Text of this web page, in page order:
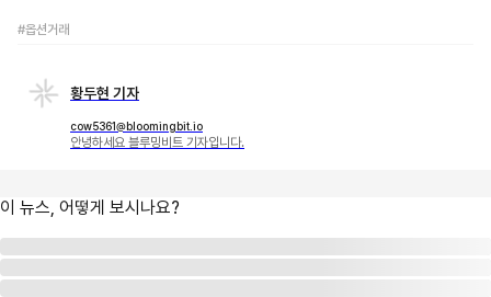
#옵션거래
황두현 기자
cow5361@bloomingbit.io
안녕하세요 블루밍비트 기자입니다.
이 뉴스, 어떻게 보시나요?